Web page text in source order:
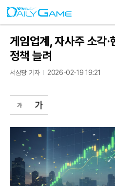
게임업계, 자사주 소각·
정책 늘려
서삼광 기자 2026-02-19 19:21